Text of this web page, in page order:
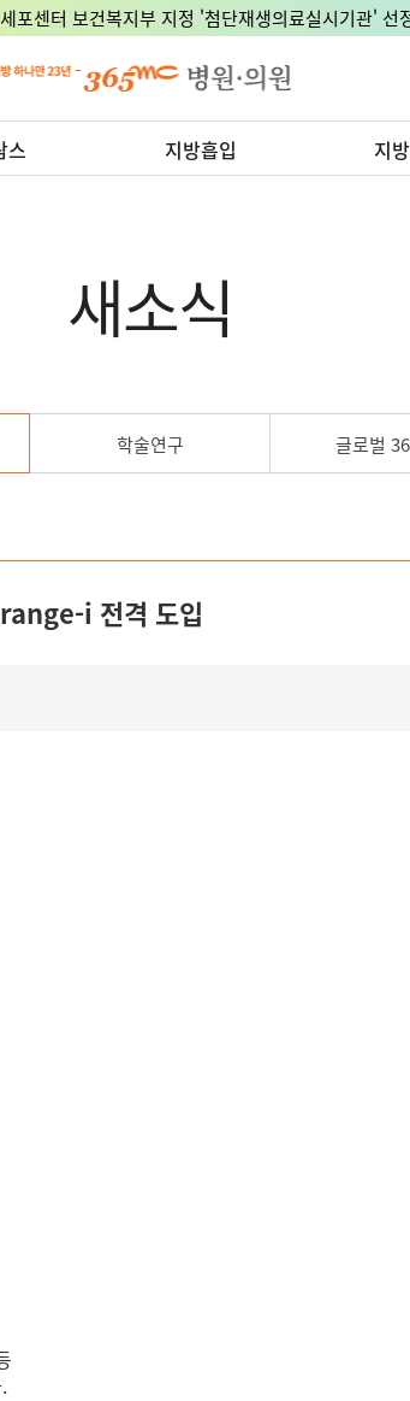
포센터 보건복지부 지정 '첨단재생의료실시기관' 선
스 지방흡입 지
새소식
학술연구 글로벌
i 전격 도입